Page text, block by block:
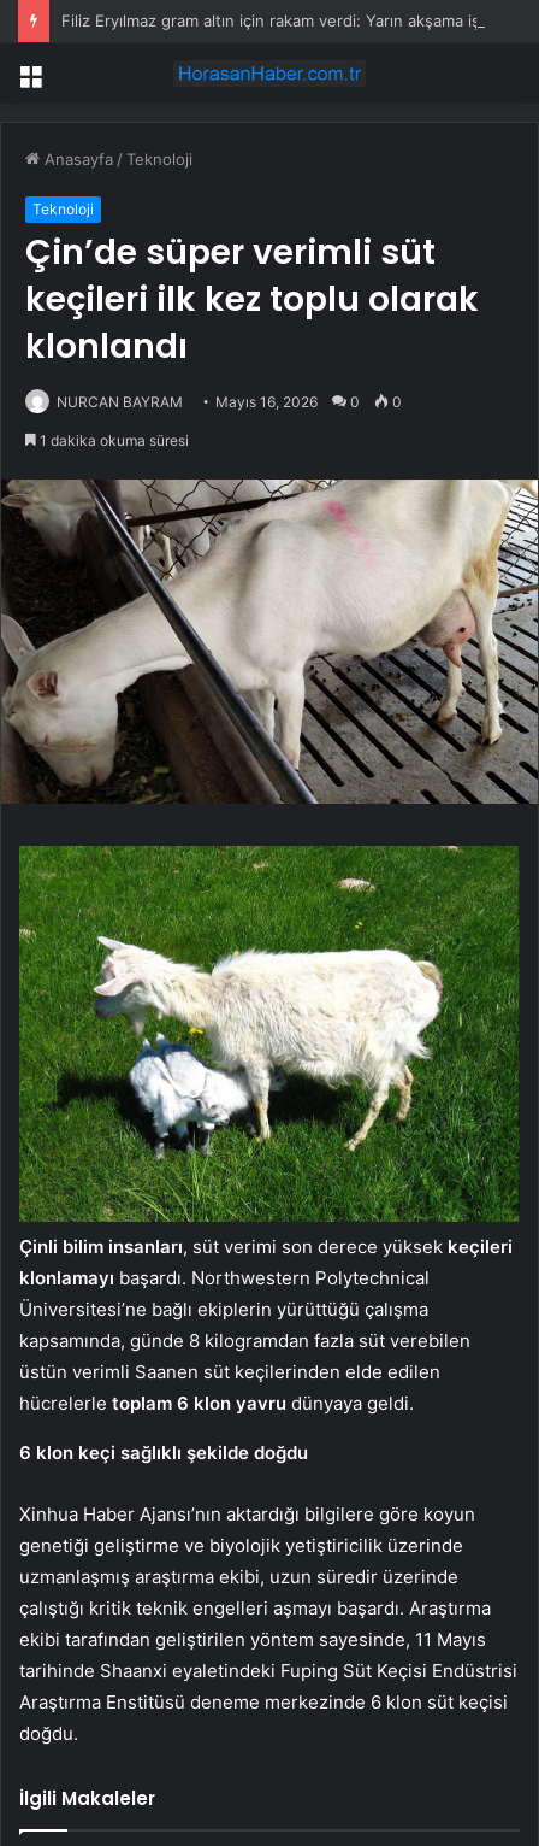
Menü
Anasayfa /Teknoloji
Teknoloji
Çin’de süper verimli süt
keçileri ilk kez toplu olarak
klonlandı
NURCAN BAYRAM Mayıs 16, 2026 0 0
1 dakika okuma süresi
Çinli bilim insanları, süt verimi son derece yüksek keçileri
klonlamayı başardı. Northwestern Polytechnical
Üniversitesi’ne bağlı ekiplerin yürüttüğü çalışma
kapsamında, günde 8 kilogramdan fazla süt verebilen
üstün verimli Saanen süt keçilerinden elde edilen
hücrelerle toplam 6 klon yavru dünyaya geldi.
6 klon keçi sağlıklı şekilde doğdu
Xinhua Haber Ajansı’nın aktardığı bilgilere göre koyun
genetiği geliştirme ve biyolojik yetiştiricilik üzerinde
uzmanlaşmış araştırma ekibi, uzun süredir üzerinde
çalıştığı kritik teknik engelleri aşmayı başardı. Araştırma
ekibi tarafından geliştirilen yöntem sayesinde, 11 Mayıs
tarihinde Shaanxi eyaletindeki Fuping Süt Keçisi Endüstrisi
Araştırma Enstitüsü deneme merkezinde 6 klon süt keçisi
doğdu.
İlgili Makaleler